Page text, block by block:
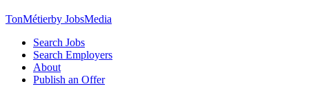
TonMétierby JobsMedia
Search Jobs
Search Employers
About
Publish an Offer